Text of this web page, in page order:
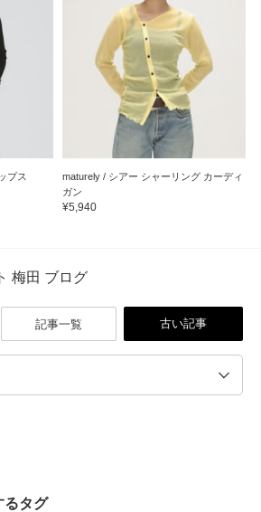
プス
maturely / シアー シャーリング カーディ
ガン
¥5,940
梅田 ブログ
記事一覧 古い記事
るタグ